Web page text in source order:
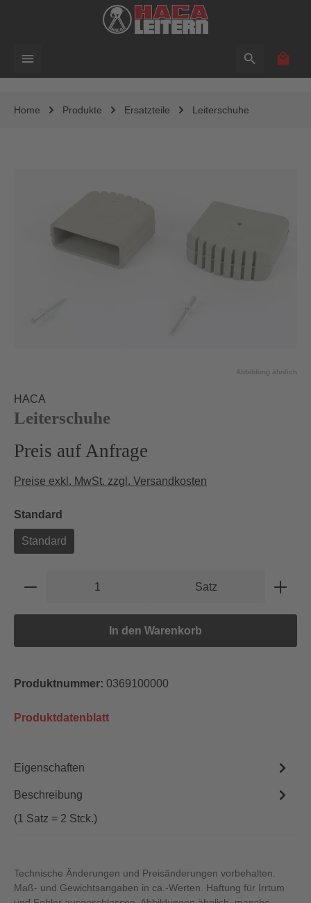
Home Produkte Ersatzteile Leiterschuhe
Abbildung ähnlich
HACA
Leiterschuhe
Preis auf Anfrage
Preise exkl. MwSt. zzgl. Versandkosten
Standard
Standard
Produkt Anzahl: Gib den gewünschten
Satz
In den Warenkorb
Produktnummer: 0369100000
Produktdatenblatt
Eigenschaften
Beschreibung
(1 Satz = 2 Stck.)
Technische Änderungen und Preisänderungen vorbehalten.
Maß- und Gewichtsangaben in ca.-Werten. Haftung für Irrtum